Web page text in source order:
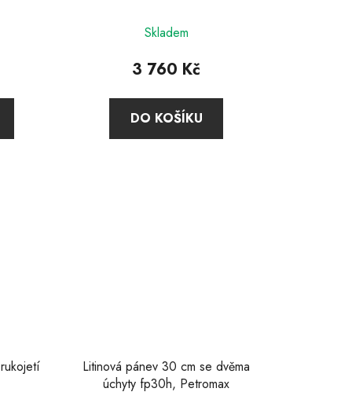
hodnocení
produktu
4,9
z
Skladem
3 760 Kč
DO KOŠÍKU
Litinová pánev 30 cm se dvěma
úchyty fp30h, Petromax